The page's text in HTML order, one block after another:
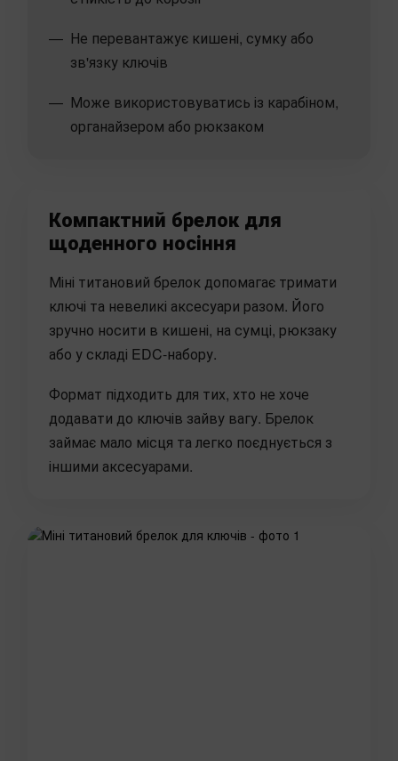
Не перевантажує кишені, сумку або
зв'язку ключів
Може використовуватись із карабіном,
органайзером або рюкзаком
Компактний брелок для
щоденного носіння
Міні титановий брелок допомагає тримати
ключі та невеликі аксесуари разом. Його
зручно носити в кишені, на сумці, рюкзаку
або у складі EDC-набору.
Формат підходить для тих, хто не хоче
додавати до ключів зайву вагу. Брелок
займає мало місця та легко поєднується з
іншими аксесуарами.